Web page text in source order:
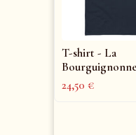
T-shirt - La
Bourguignonne
24,50€